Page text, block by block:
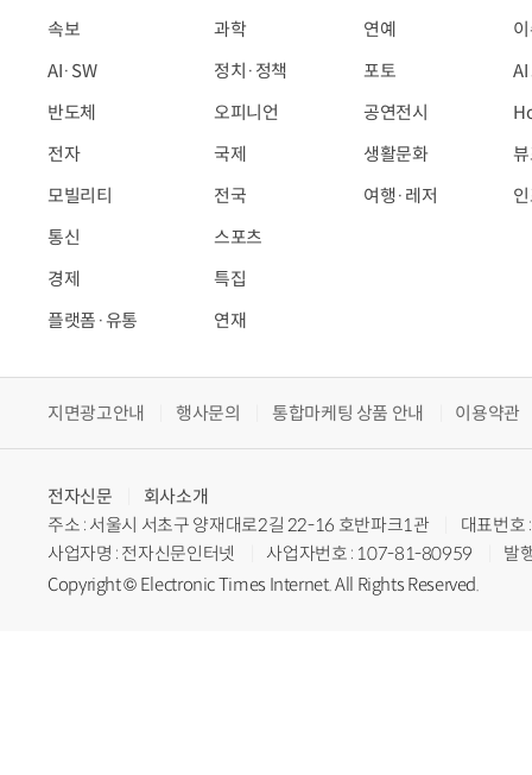
속보
AI·SW
반도체
전자
모빌리티
통신
경제
플랫폼·유통
과학
정치·정책
오피니언
국제
전국
스포츠
특집
연재
연예
포토
공연전시
생활문화
여행·레저
지면광고안내 행사문의 통합마케팅 상품 안내 이용약관
전자신문
회사소개
주소 : 서울시 서초구 양재대로2길 22-16 호반파크1관
대표번
사업자명 : 전자신문인터넷
사업자번호 : 107-81-80959
발
Copyright © Electronic Times Internet. All Rights Reserved.